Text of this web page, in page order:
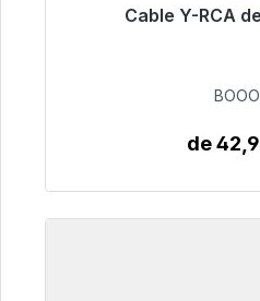
Cable Y-RCA
Listo para envío
de